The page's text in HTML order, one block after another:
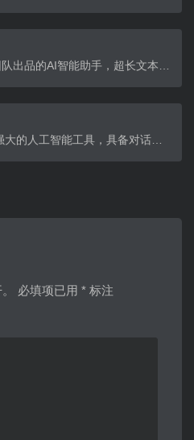
国内 Moonshot AI 团队出品的AI智能助手，超长文本AI助手，读论文、搜网页、写文章、整理和翻译资料。
豆包 AI 是一款功能强大的人工智能工具，具备对话交流、AI 搜索、PDF 问答、图像生成、写作辅助、音乐生成、阅读总结、解题答疑和学术探索等多种功能，
必填项已用 * 标注